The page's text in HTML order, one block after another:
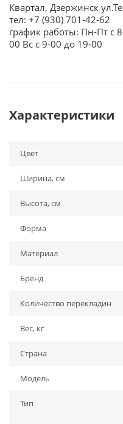
Квартал, Дзержинск
тел: +7 (930) 701-42-62
график работы: Пн-Пт с
00 Вс с 9-00 до 19-00
Характеристики
Цвет
Ширина, см
Высота, см
Форма
Материал
Бренд
Количество перекладин
Вес, кг
Страна
Модель
Тип